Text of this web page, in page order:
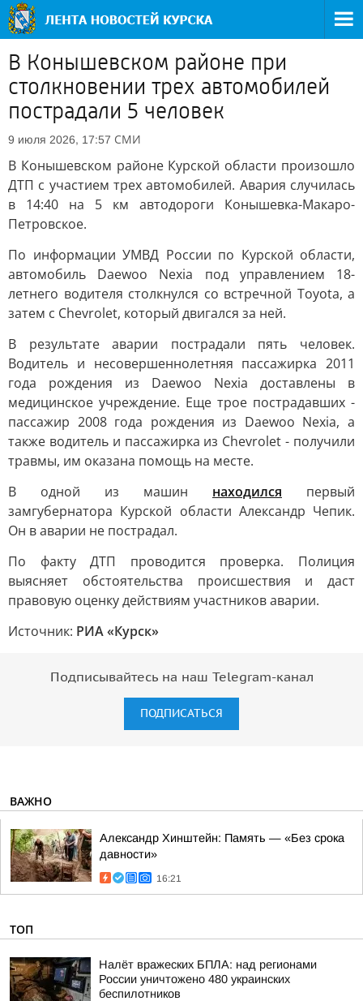
В Конышевском районе при
столкновении трех автомобилей
пострадали 5 человек
9 июля 2026, 17:57 СМИ
В Конышевском районе Курской области произошло
ДТП с участием трех автомобилей. Авария случилась
в 14:40 на 5 км автодороги Конышевка-Макаро-
Петровское.
По информации УМВД России по Курской области,
автомобиль Daewoo Nexia под управлением 18-
летнего водителя столкнулся со встречной Toyota, а
затем с Chevrolet, который двигался за ней.
В результате аварии пострадали пять человек.
Водитель и несовершеннолетняя пассажирка 2011
года рождения из Daewoo Nexia доставлены в
медицинское учреждение. Еще трое пострадавших -
пассажир 2008 года рождения из Daewoo Nexia, а
также водитель и пассажирка из Chevrolet - получили
травмы, им оказана помощь на месте.
В одной из машин находился первый
замгубернатора Курской области Александр Чепик.
Он в аварии не пострадал.
По факту ДТП проводится проверка. Полиция
выясняет обстоятельства происшествия и даст
правовую оценку действиям участников аварии.
Источник: РИА «Курск»
Подписывайтесь на наш Telegram-канал
ПОДПИСАТЬСЯ
ВАЖНО
Александр Хинштейн: Память — «Без срока
давности»
16:21
ТОП
Налёт вражеских БПЛА: над регионами
России уничтожено 480 украинских
беспилотников